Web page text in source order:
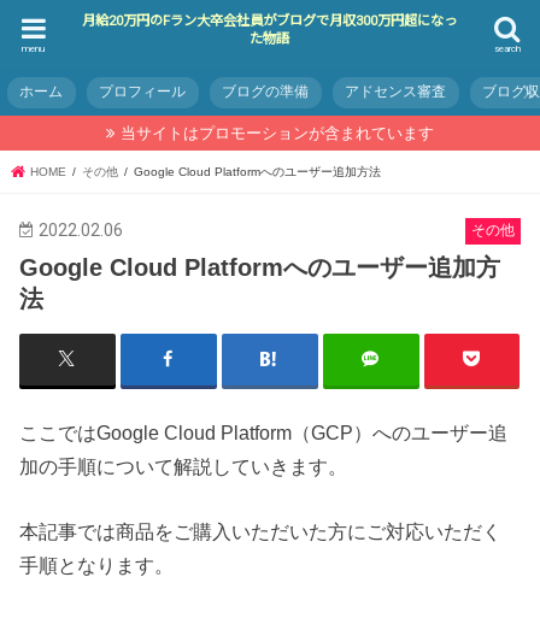
月給20万円のFラン大卒会社員がブログで月収300万円超になっ
た物語
search
menu
ホーム プロフィール ブログの準備 アドセンス審査 ブログ
当サイトはプロモーションが含まれています
HOME その他 Google Cloud Platformへのユーザー追加方法
その他
2022.02.06
Google Cloud Platformへのユーザー追加方
法
ここではGoogle Cloud Platform（GCP）へのユーザー追
加の手順について解説していきます。
本記事では商品をご購入いただいた方にご対応いただく
手順となります。